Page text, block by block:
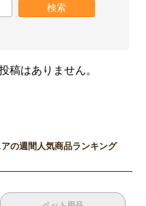
検索
稿はありません。
の週間人気商品ランキング